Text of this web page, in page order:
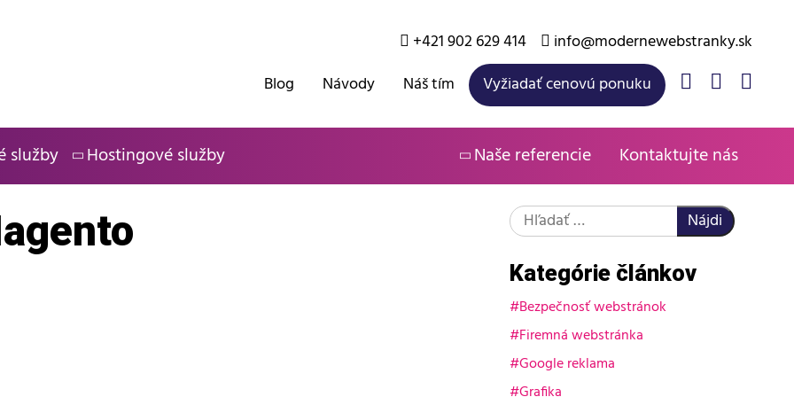
+421 902 629 414
info@modernewebstranky.sk
Blog
Návody Náš tím Vyžiadať cenovú ponuku
služby Hostingové služby Kontaktujte nás
Naše referencie
Hľadať:
Kategórie článkov
Bezpečnosť webstránok
Firemná webstránka
Google reklama